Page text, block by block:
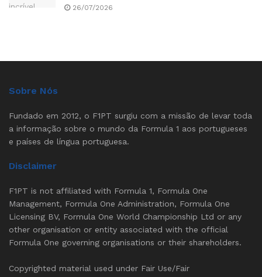
26/07/2026
Sobre Nós
Fundado em 2012, o F1PT surgiu com a missão de levar toda
a informação sobre o mundo da Formula 1 aos portugueses
e países de língua portuguesa.
Disclaimer
F1PT is not affiliated with Formula 1, Formula One
Management, Formula One Administration, Formula One
Licensing BV, Formula One World Championship Ltd or any
other organisation or entity associated with the official
Formula One governing organisations or their shareholders.
Copyrighted material used under Fair Use/Fair